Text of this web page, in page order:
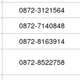
0872-3121564
0872-7140848
0872-8163914
0872-8522758